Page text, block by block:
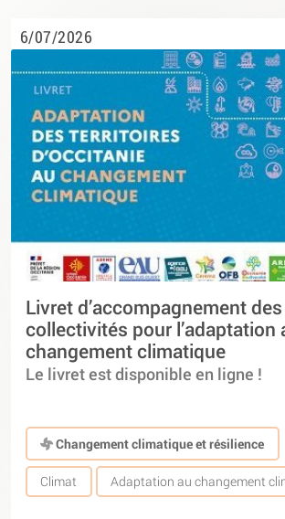
6/07/2026
Livret d’accompagnement des
collectivités pour l’adaptation
changement climatique
Le livret est disponible en ligne !
Changement climatique et résilience
Climat Adaptation au changement